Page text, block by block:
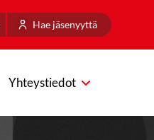
Hae jäsenyyttä
Yhteystiedot